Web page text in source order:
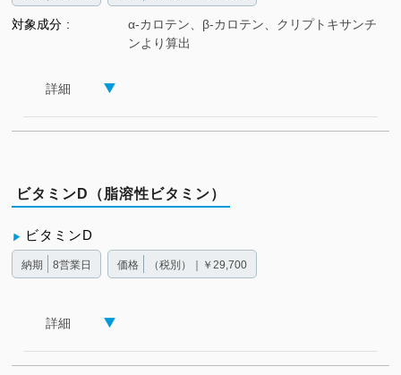
対象成分
α-カロテン、β-カロテン、クリプトキサンチ
ンより算出
詳細
ビタミンD（脂溶性ビタミン）
ビタミンD
納期 8営業日 価格 （税別）｜￥29,700
詳細